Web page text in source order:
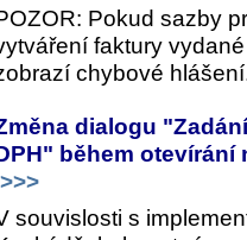
Pokud sazby
faktury
chybové
dialogu
během
>>>
souvislosti s